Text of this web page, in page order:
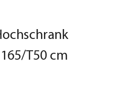
T50 cm